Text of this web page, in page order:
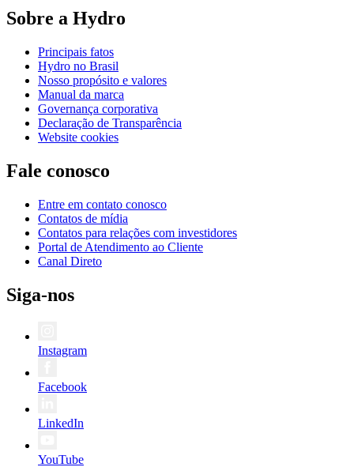
Sobre a Hydro
Principais fatos
Hydro no Brasil
Nosso propósito e valores
Manual da marca
Governança corporativa
Declaração de Transparência
Website cookies
Fale conosco
Entre em contato conosco
Contatos de mídia
Contatos para relações com investidores
Portal de Atendimento ao Cliente
Canal Direto
Siga-nos
Instagram
Facebook
LinkedIn
YouTube